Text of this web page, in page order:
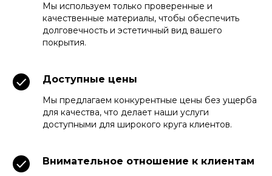
Мы используем только проверенные и
качественные материалы, чтобы обеспечить
долговечность и эстетичный вид вашего
покрытия.
Доступные цены
Мы предлагаем конкурентные цены без ущерба
для качества, что делает наши услуги
доступными для широкого круга клиентов.
Внимательное отношение к клиентам